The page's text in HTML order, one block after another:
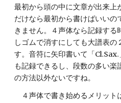
最初から頭の中に文章が出来上
だけなら最初から書けばいいの
きません。４声体なら記録する
しゴムで消すにしても大譜表
す。音符に矢印書いて「
も記録できるし、段数の多い楽
の方法以外ないですね。
４声体で書き始めるメリット